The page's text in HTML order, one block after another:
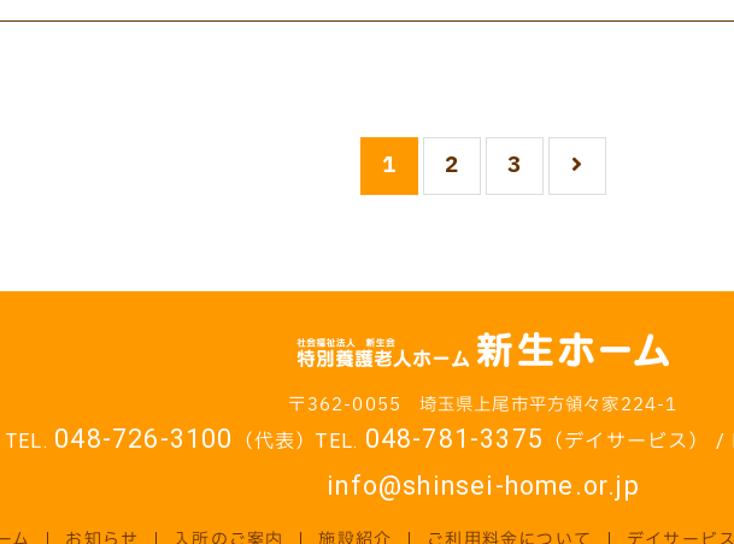
1 2 3
362-0055 埼玉県上尾市平方領々家224-1
048-726-3100 （代表） 048-781-3375 （デイサービス）
info@shinsei-home.or.jp